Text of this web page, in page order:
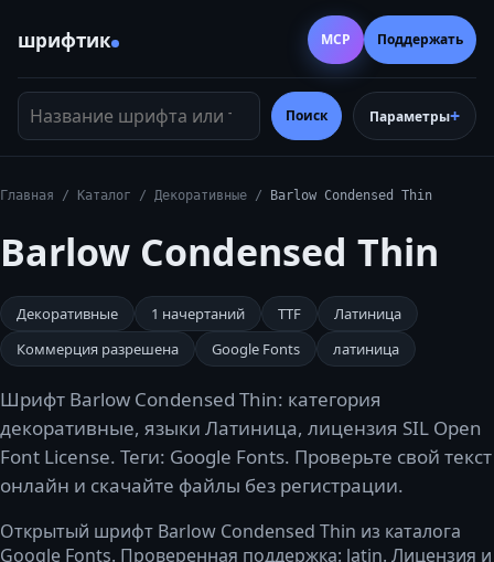
шрифтик
Название шрифта или тег
Поиск Параметры
MCP Поддержать
Главная / Каталог / Декоративные / Barlow Condensed Thin
Barlow Condensed Thin
Декоративные 1 начертаний TTF
Латиница
Коммерция разрешена
Google Fonts латиница
Шрифт Barlow Condensed Thin: категория
декоративные, языки Латиница, лицензия SIL Open
Font License. Теги: Google Fonts. Проверьте свой текст
онлайн и скачайте файлы без регистрации.
Открытый шрифт Barlow Condensed Thin из каталога
Google Fonts. Проверенная поддержка: latin. Лицензия и